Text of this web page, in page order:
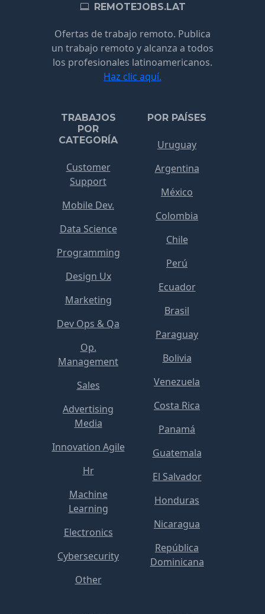
REMOTEJOBS.LAT
Ofertas de trabajo remoto. Publica
un trabajo remoto y alcanza a todos
los profesionales latinoamericanos.
Haz clic aquí.
TRABAJOS
POR
CATEGORÍA
Customer
Support
Mobile Dev.
Data Science
Programming
Design Ux
Marketing
Dev Ops & Qa
Op.
Management
Sales
Advertising
Media
Innovation Agile
Hr
Machine
Learning
Electronics
Cybersecurity
Other
POR PAÍSES
Uruguay
Argentina
México
Colombia
Chile
Perú
Ecuador
Brasil
Paraguay
Bolivia
Venezuela
Costa Rica
Panamá
Guatemala
El Salvador
Honduras
Nicaragua
República
Dominicana